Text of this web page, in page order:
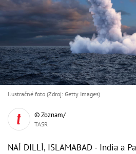
Ilustračné foto (Zdroj: Getty Images)
© Zoznam/
TASR
NAÍ DILLÍ, ISLAMABAD - India a